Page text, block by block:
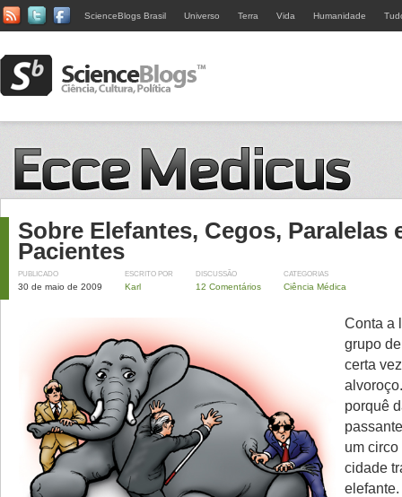
ScienceBlogs Brasil Universo Terra Vida Humanidade
Sobre Elefantes, Cegos, Paralelas
Pacientes
PUBLICADO
30 de maio de 2009
ESCRITO POR
Karl
DISCUSSÃO
12 Comentários
CATEGORIAS
Ciência Médica
Conta a
grupo
certa
porquê
um
cidade